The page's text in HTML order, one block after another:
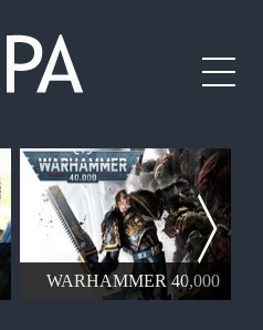
WARHAMMER 40,000